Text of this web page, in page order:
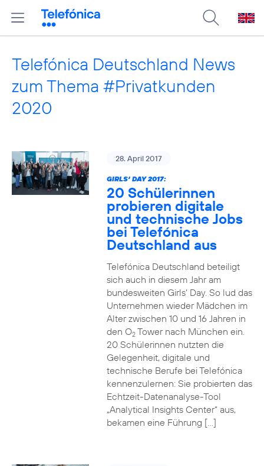
Telefónica Deutschland News
zum Thema #Privatkunden
2020
28. April 2017
GIRLS‘ DAY 2017:
20 Schülerinnen
probieren digitale
und technische Jobs
bei Telefónica
Deutschland aus
Telefónica Deutschland beteiligt
sich auch in diesem Jahr am
bundesweiten Girls‘ Day. So lud das
Unternehmen wieder Mädchen im
Alter zwischen 10 und 16 Jahren in
den O2Tower nach München ein.
20 Schülerinnen nutzten die
Gelegenheit, digitale und
technische Berufe bei Telefónica
kennenzulernen: Sie probierten das
Echtzeit-Datenanalyse-Tool
„Analytical Insights Center“ aus,
bekamen eine Führung […]